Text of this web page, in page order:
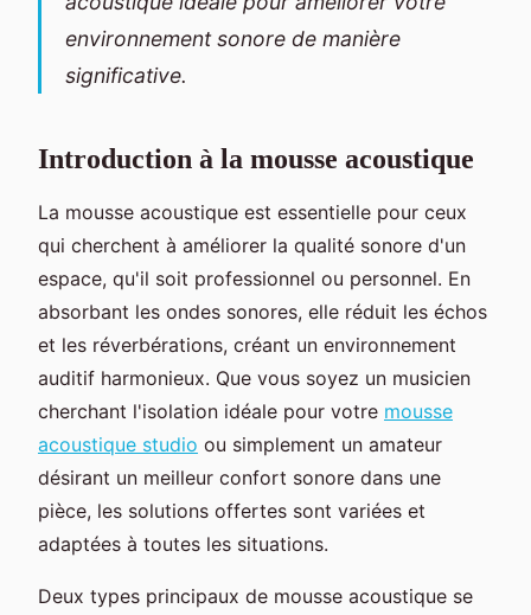
environnement sonore de manière
significative.
Introduction à la mousse acoustique
La mousse acoustique est essentielle pour ceux
qui cherchent à améliorer la qualité sonore d'un
espace, qu'il soit professionnel ou personnel. En
absorbant les ondes sonores, elle réduit les échos
et les réverbérations, créant un environnement
auditif harmonieux. Que vous soyez un musicien
cherchant l'isolation idéale pour votre mousse
acoustique studio ou simplement un amateur
désirant un meilleur confort sonore dans une
pièce, les solutions offertes sont variées et
adaptées à toutes les situations.
Deux types principaux de mousse acoustique se